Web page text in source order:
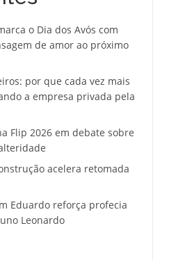
o Dia dos Avós com
de amor ao próximo
por que cada vez mais
a empresa privada pela
Flip 2026 em debate sobre
acelera retomada
Eduardo reforça profecia
Leonardo